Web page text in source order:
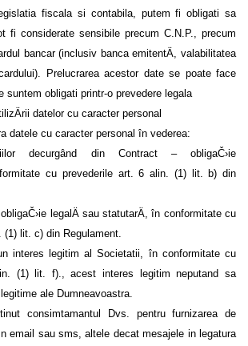
fiscala si contabila, putem fi obligati sa
fi considerate sensibile precum C.N.P., precum
bancar (inclusiv banca emitentÄ, valabilitatea
Prelucrarea acestor date se poate face
suntem obligati printr-o prevedere legala
datelor cu caracter personal
datele cu caracter personal în vederea:
decurgând din Contract – obligaČ›ie
cu prevederile art. 6 alin. (1) lit. b) din
legalÄ sau statutarÄ , în conformitate cu
lit. c) din Regulament.
interes legitim al Societatii , în conformitate cu
(1) lit. f)., acest interes legitim neputand sa
ale Dumneavoastra.
consimtamantul Dvs. pentru furnizarea de
email sau sms, altele decat mesajele in legatura